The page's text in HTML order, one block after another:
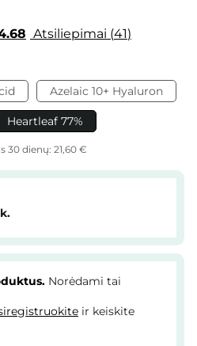
Atsiliepimai 41
Azelaic 10+ Hyaluron
Heartleaf 77%
30 dienų: 21,60 €
Norėdami tai
ir keiskite